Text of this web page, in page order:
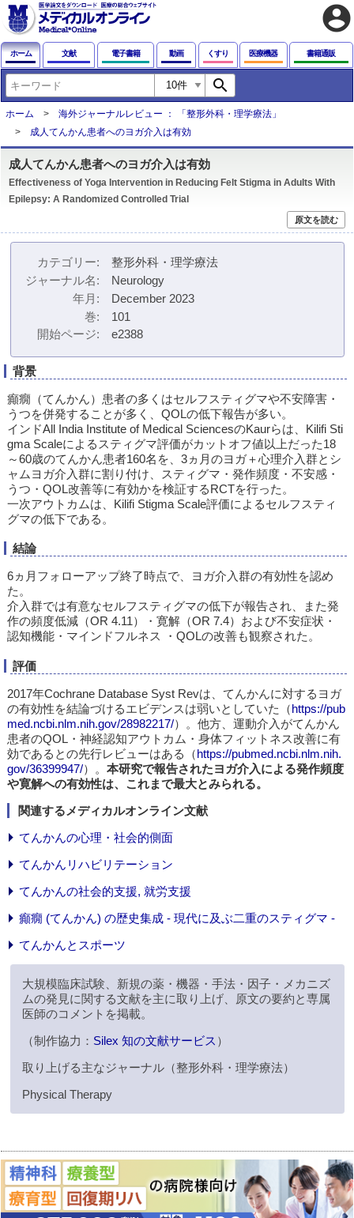
account_circle
ホーム 文献 電子書籍 動画 くすり 医療機器 書籍通販
search
ホーム
海外ジャーナルレビュー ： 「整形外科・理学療法」
成人てんかん患者へのヨガ介入は有効
成人てんかん患者へのヨガ介入は有効
Effectiveness of Yoga Intervention in Reducing Felt Stigma in Adults With
Epilepsy: A Randomized Controlled Trial
原文を読む
カテゴリー
整形外科・理学療法
ジャーナル名
Neurology
年月
December 2023
巻
101
開始ページ
e2388
背景
癲癇（てんかん）患者の多くはセルフスティグマや不安障害・
うつを併発することが多く、QOLの低下報告が多い。
インドAll India Institute of Medical SciencesのKaurらは、Kilifi Sti
gma Scaleによるスティグマ評価がカットオフ値以上だった18
～60歳のてんかん患者160名を、3ヵ月のヨガ＋心理介入群とシ
ャムヨガ介入群に割り付け、スティグマ・発作頻度・不安感・
うつ・QOL改善等に有効かを検証するRCTを行った。
一次アウトカムは、Kilifi Stigma Scale評価によるセルフスティ
グマの低下である。
結論
6ヵ月フォローアップ終了時点で、ヨガ介入群の有効性を認め
た。
介入群では有意なセルフスティグマの低下が報告され、また発
作の頻度低減（OR 4.11）・寛解（OR 7.4）および不安症状・
認知機能・マインドフルネス ・QOLの改善も観察された。
評価
2017年Cochrane Database Syst Revは、てんかんに対するヨガ
の有効性を結論づけるエビデンスは弱いとしていた（https://pub
med.ncbi.nlm.nih.gov/28982217/）。他方、運動介入がてんかん
患者のQOL・神経認知アウトカム・身体フィットネス改善に有
効であるとの先行レビューはある（https://pubmed.ncbi.nlm.nih.
gov/36399947/）。 本研究で報告されたヨガ介入による発作頻度
や寛解への有効性は、これまで最大とみられる。
関連するメディカルオンライン文献
てんかんの心理・社会的側面
てんかんリハビリテーション
てんかんの社会的支援, 就労支援
癲癇 (てんかん) の歴史集成 - 現代に及ぶ二重のスティグマ -
てんかんとスポーツ
大規模臨床試験、新規の薬・機器・手法・因子・メカニズ
ムの発見に関する文献を主に取り上げ、原文の要約と専属
医師のコメントを掲載。
（制作協力： Silex 知の文献サービス ）
取り上げる主なジャーナル（整形外科・理学療法）
Physical Therapy